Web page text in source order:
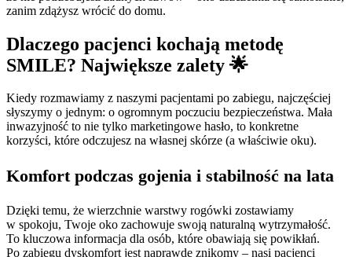
zanim zdążysz wrócić do domu.
Dlaczego pacjenci kochają metodę
SMILE? Największe zalety 🌟
Kiedy rozmawiamy z naszymi pacjentami po zabiegu, najczęściej
słyszymy o jednym: o ogromnym poczuciu bezpieczeństwa. Mała
inwazyjność to nie tylko marketingowe hasło, to konkretne
korzyści, które odczujesz na własnej skórze (a właściwie oku).
Komfort podczas gojenia i stabilność na lata
Dzięki temu, że wierzchnie warstwy rogówki zostawiamy
w spokoju, Twoje oko zachowuje swoją naturalną wytrzymałość.
To kluczowa informacja dla osób, które obawiają się powikłań.
Po zabiegu dyskomfort jest naprawdę znikomy – nasi pacjenci